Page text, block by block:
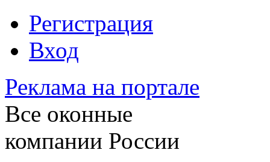
Регистрация
Вход
Реклама на портале
Все оконные
компании России